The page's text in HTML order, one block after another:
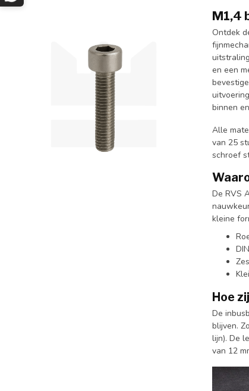
M1,4
Ontdek
en een
binnen
Alle
van 25
schroef
De RVS
kleine
Hoe
De
blijven.
lijn). De
van 12